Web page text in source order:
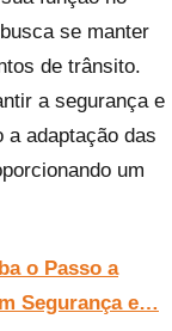
se manter
de trânsito.
a segurança e
a adaptação das
um
o Passo a
Segurança e…